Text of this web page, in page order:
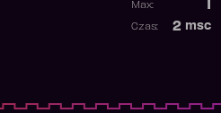
Max:
2 msc
Czas: